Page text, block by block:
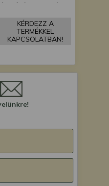
árokásó / markoló /
Force 110 Ex mini
árokásó / markoló /
KÉRDEZZ A
TERMÉKKEL
KAPCSOLATBAN!